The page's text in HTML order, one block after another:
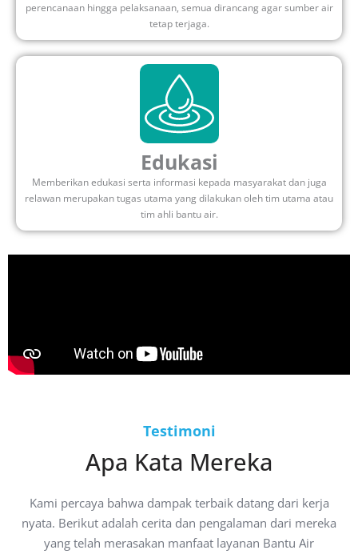
perencanaan hingga pelaksanaan, semua dirancang agar sumber air
tetap terjaga.
Edukasi
Memberikan edukasi serta informasi kepada masyarakat dan juga
relawan merupakan tugas utama yang dilakukan oleh tim utama atau
tim ahli bantu air.
Testimoni
Apa Kata Mereka
Kami percaya bahwa dampak terbaik datang dari kerja
nyata. Berikut adalah cerita dan pengalaman dari mereka
yang telah merasakan manfaat layanan Bantu Air